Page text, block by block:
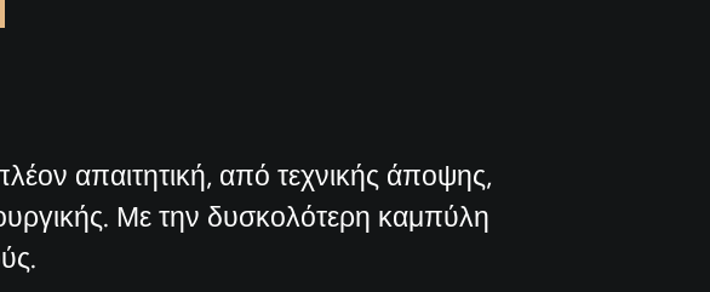
απαιτητική, από τεχνικής άποψης,
Με την δυσκολότερη καμπύλη